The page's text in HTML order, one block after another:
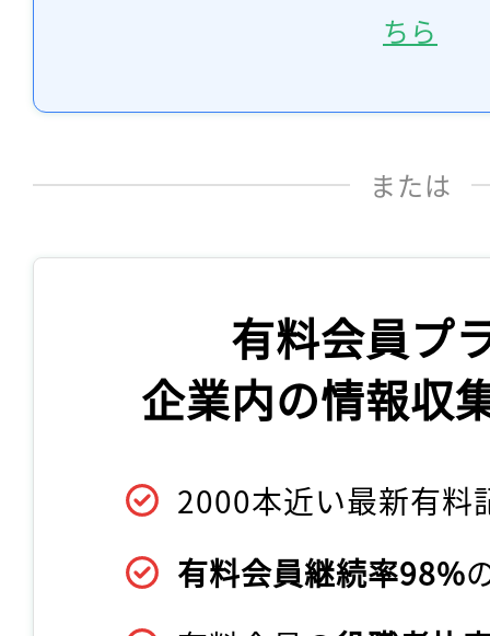
ちら
または
有料会員プ
企業内の情報収
2000本近い最新有料
有料会員継続率98%